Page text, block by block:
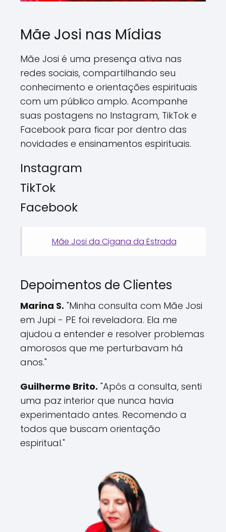
Mãe Josi nas Mídias
Mãe Josi é uma presença ativa nas
redes sociais, compartilhando seu
conhecimento e orientações espirituais
com um público amplo. Acompanhe
suas postagens no Instagram, TikTok e
Facebook para ficar por dentro das
novidades e ensinamentos espirituais.
Instagram
TikTok
Facebook
Mãe Josi da Cigana da Estrada
Depoimentos de Clientes
Marina S. "Minha consulta com Mãe Josi
em Jupi - PE foi reveladora. Ela me
ajudou a entender e resolver problemas
amorosos que me perturbavam há
anos."
Guilherme Brito. "Após a consulta, senti
uma paz interior que nunca havia
experimentado antes. Recomendo a
todos que buscam orientação
espiritual."